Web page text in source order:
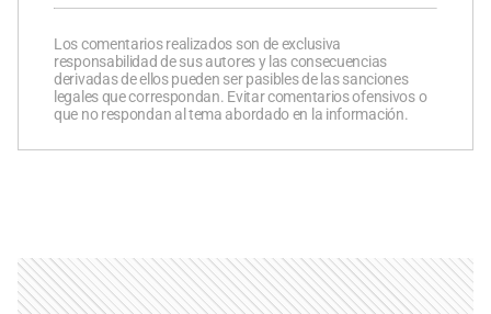
Los comentarios realizados son de exclusiva
responsabilidad de sus autores y las consecuencias
derivadas de ellos pueden ser pasibles de las sanciones
legales que correspondan. Evitar comentarios ofensivos o
que no respondan al tema abordado en la información.